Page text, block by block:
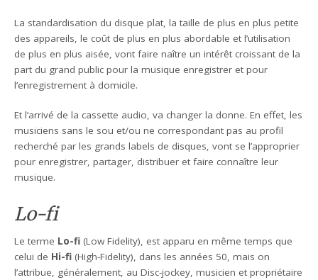
La standardisation du disque plat, la taille de plus en plus petite
des appareils, le coût de plus en plus abordable et l’utilisation
de plus en plus aisée, vont faire naître un intérêt croissant de la
part du grand public pour la musique enregistrer et pour
l’enregistrement à domicile.
Et l’arrivé de la cassette audio, va changer la donne. En effet, les
musiciens sans le sou et/ou ne correspondant pas au profil
recherché par les grands labels de disques, vont se l’approprier
pour enregistrer, partager, distribuer et faire connaître leur
musique.
Lo-fi
Le terme Lo-fi (Low Fidelity), est apparu en même temps que
celui de Hi-fi (High-Fidelity), dans les années 50, mais on
l’attribue, généralement, au Disc-jockey, musicien et propriétaire